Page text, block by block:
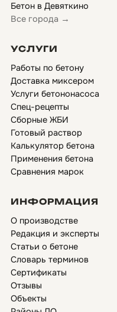
Бетон в Девяткино
Все города →
УСЛУГИ
Работы по бетону
Доставка миксером
Услуги бетононасоса
Спец-рецепты
Сборные ЖБИ
Готовый раствор
Калькулятор бетона
Применения бетона
Сравнения марок
ИНФОРМАЦИЯ
О производстве
Редакция и эксперты
Статьи о бетоне
Словарь терминов
Сертификаты
Отзывы
Объекты